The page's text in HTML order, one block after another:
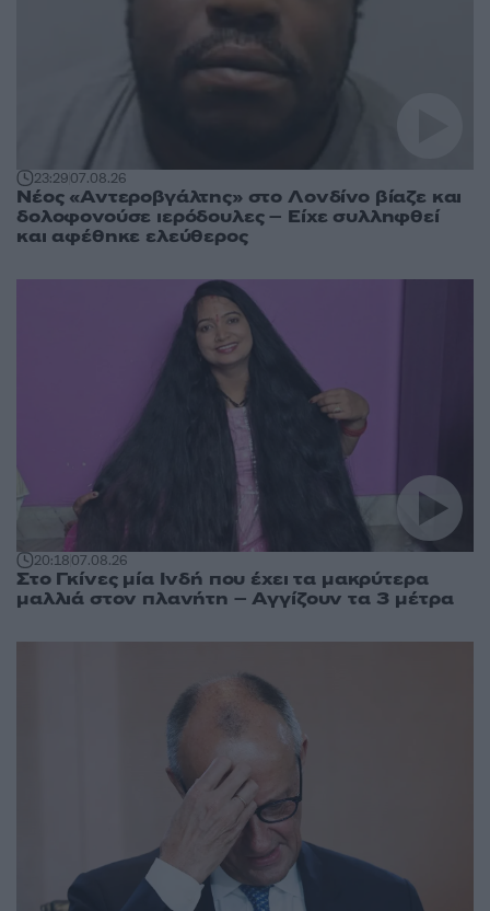
23:2907.08.26
Νέος «Αντεροβγάλτης» στο Λονδίνο βίαζε και
δολοφονούσε ιερόδουλες – Είχε συλληφθεί
και αφέθηκε ελεύθερος
20:1807.08.26
Στο Γκίνες μία Ινδή που έχει τα μακρύτερα
μαλλιά στον πλανήτη – Αγγίζουν τα 3 μέτρα